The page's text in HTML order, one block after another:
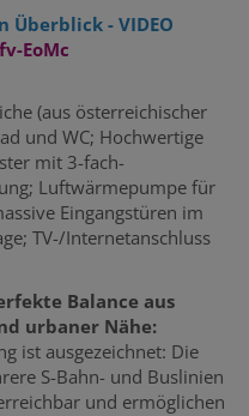
Überblick - VIDEO
EoMc
(aus österreichischer
und WC; Hochwertige
mit 3-fach-
Luftwärmepumpe für
Eingangstüren im
TV-/Internetanschluss
Balance aus
urbaner Nähe:
ist ausgezeichnet: Die
S-Bahn- und Buslinien
und ermöglichen